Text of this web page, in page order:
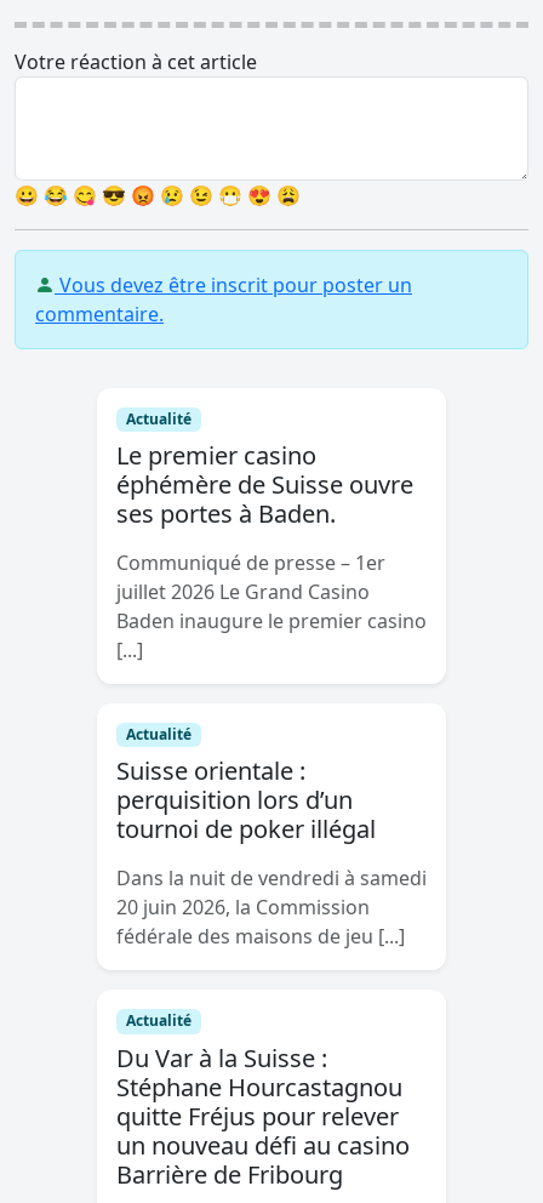
Votre réaction à cet article
😀 😂 😋 😎 😡 😢 😉 😷 😍 😩
Vous devez être inscrit pour poster un
commentaire.
Actualité
Le premier casino
éphémère de Suisse ouvre
ses portes à Baden.
Communiqué de presse – 1er
juillet 2026 Le Grand Casino
Baden inaugure le premier casino
[...]
Actualité
Suisse orientale :
perquisition lors d’un
tournoi de poker illégal
Dans la nuit de vendredi à samedi
20 juin 2026, la Commission
fédérale des maisons de jeu [...]
Actualité
Du Var à la Suisse :
Stéphane Hourcastagnou
quitte Fréjus pour relever
un nouveau défi au casino
Barrière de Fribourg